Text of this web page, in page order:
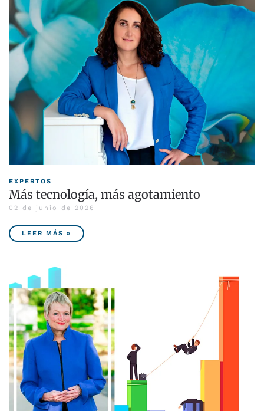
EXPERTOS
Más tecnología, más agotamiento
02 de junio de 2026
LEER MÁS »